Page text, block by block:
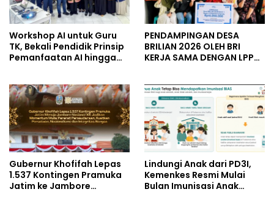
Workshop AI untuk Guru
TK, Bekali Pendidik Prinsip
Pemanfaatan AI hingga
PENDAMPINGAN DESA
BRILIAN 2026 OLEH BRI
KERJA SAMA DENGAN LPPM
Gubernur Khofifah Lepas
1.537 Kontingen Pramuka
Jatim ke Jambore
Lindungi Anak dari PD3I,
Kemenkes Resmi Mulai
Bulan Imunisasi Anak